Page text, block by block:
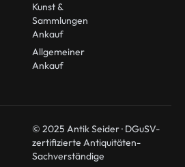
Kunst &
Sammlungen
Ankauf
Allgemeiner
Ankauf
© 2025 Antik Seider · DGuSV-
zertifizierte Antiquitäten-
Sachverständige